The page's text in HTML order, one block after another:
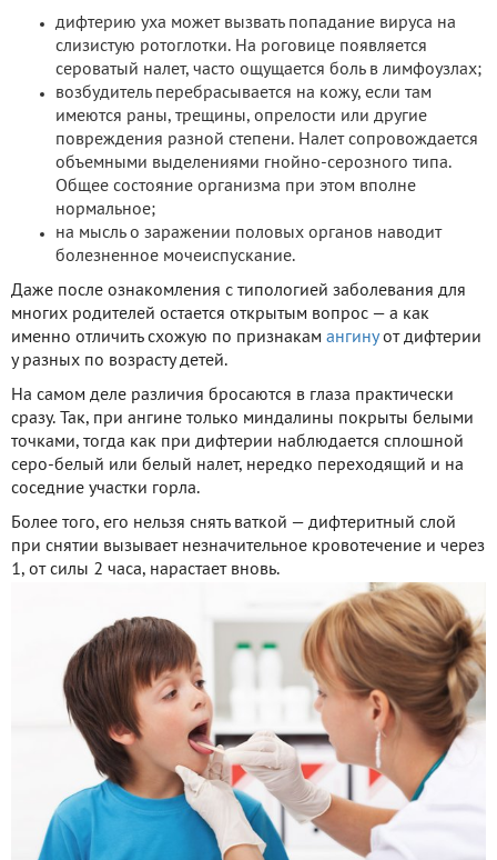
дифтерию уха может вызвать попадание вируса на
слизистую ротоглотки. На роговице появляется
сероватый налет, часто ощущается боль в лимфоузлах;
возбудитель перебрасывается на кожу, если там
имеются раны, трещины, опрелости или другие
повреждения разной степени. Налет сопровождается
объемными выделениями гнойно-серозного типа.
Общее состояние организма при этом вполне
нормальное;
на мысль о заражении половых органов наводит
болезненное мочеиспускание.
Даже после ознакомления с типологией заболевания для
многих родителей остается открытым вопрос — а как
именно отличить схожую по признакам ангинуот дифтерии
у разных по возрасту детей.
На самом деле различия бросаются в глаза практически
сразу. Так, при ангине только миндалины покрыты белыми
точками, тогда как при дифтерии наблюдается сплошной
серо-белый или белый налет, нередко переходящий и на
соседние участки горла.
Более того, его нельзя снять ваткой — дифтеритный слой
при снятии вызывает незначительное кровотечение и через
1, от силы 2 часа, нарастает вновь.